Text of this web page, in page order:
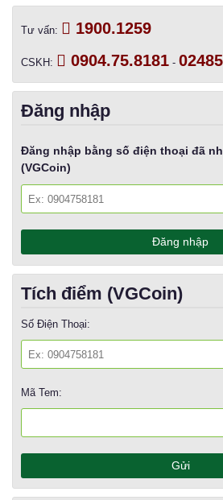
Tư vấn: 1900.1259
CSKH: 0904.75.8181 -
Đăng nhập
Đăng nhập bằng số điện thoại đã
(VGCoin)
Tích điểm (VGCoin)
Số Điện Thoại:
Mã Tem: